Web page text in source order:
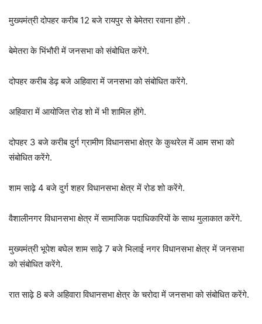
मुख्यमंत्री दोपहर करीब 12 बजे रायपुर से बेमेतरा रवाना होंगे .
बेमेतरा के भिंभौरी में जनसभा को संबोधित करेंगे.
दोपहर करीब डेढ़ बजे अहिवारा में जनसभा को संबोधित करेंगे.
अहिवारा में आयोजित रोड शो में भी शामिल होंगे.
दोपहर 3 बजे करीब दुर्ग ग्रामीण विधानसभा क्षेत्र के कुथरेल में आम सभा को
संबोधित करेंगे.
शाम साढ़े 4 बजे दुर्ग शहर विधानसभा क्षेत्र में रोड शो करेंगे.
वैशालीनगर विधानसभा क्षेत्र में सामाजिक पदाधिकारियों के साथ मुलाकात करेंगे.
मुख्यमंत्री भूपेश बघेल शाम साढ़े 7 बजे भिलाई नगर विधानसभा क्षेत्र में जनसभा
को संबोधित करेंगे.
रात साढ़े 8 बजे अहिवारा विधानसभा क्षेत्र के चरोदा में जनसभा को संबोधित करेंगे.